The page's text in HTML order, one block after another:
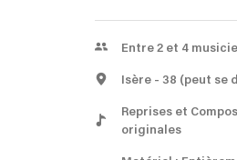
Entre 2 et 4
Isère - 38 (peut se
Reprises et
originales